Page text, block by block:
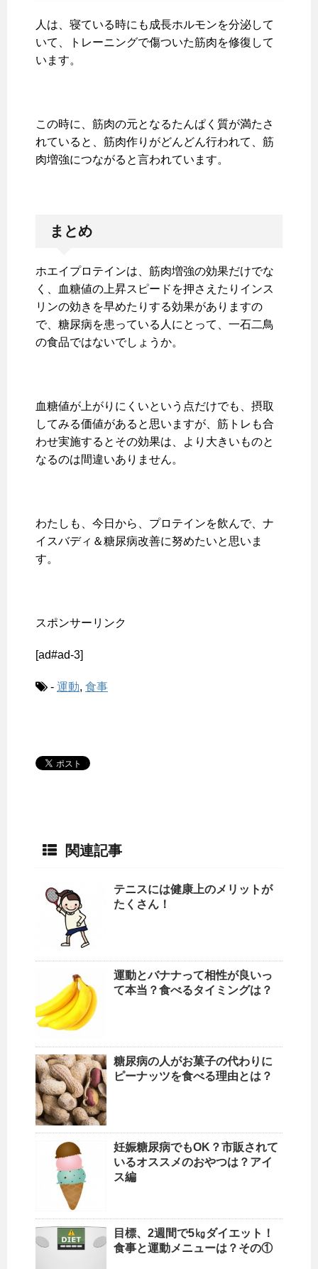
人は、寝ている時にも成長ホルモンを分泌して
いて、トレーニングで傷ついた筋肉を修復して
います。
この時に、筋肉の元となるたんぱく質が満たさ
れていると、筋肉作りがどんどん行われて、筋
肉増強につながると言われています。
まとめ
ホエイプロテインは、筋肉増強の効果だけでな
く、血糖値の上昇スピードを押さえたりインス
リンの効きを早めたりする効果がありますの
で、糖尿病を患っている人にとって、一石二鳥
の食品ではないでしょうか。
血糖値が上がりにくいという点だけでも、摂取
してみる価値があると思いますが、筋トレも合
わせ実施するとその効果は、より大きいものと
なるのは間違いありません。
わたしも、今日から、プロテインを飲んで、ナ
イスバディ＆糖尿病改善に努めたいと思いま
す。
スポンサーリンク
[ad#ad-3]
- 運動, 食事
関連記事
テニスには健康上のメリットが
たくさん！
運動とバナナって相性が良いっ
て本当？食べるタイミングは？
糖尿病の人がお菓子の代わりに
ピーナッツを食べる理由とは？
妊娠糖尿病でもOK？市販されて
いるオススメのおやつは？アイ
ス編
目標、2週間で5㎏ダイエット！
食事と運動メニューは？その①